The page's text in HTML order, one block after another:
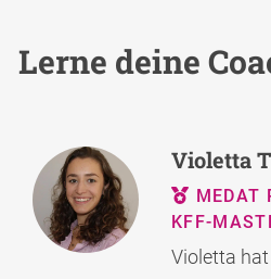
Lerne deine
Violetta
MEDAT
KFF-
Violetta hat